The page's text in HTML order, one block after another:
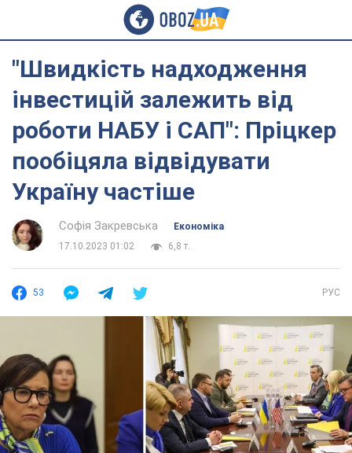
"Швидкість надходження
інвестицій залежить від
роботи НАБУ і САП": Пріцкер
пообіцяла відвідувати
Україну частіше
Софія Закревська
Економіка
17.10.2023 01:02
6,8 т.
53 РУС